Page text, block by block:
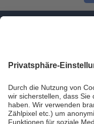
© 2026 Deep Media